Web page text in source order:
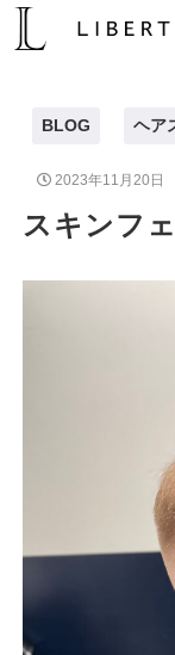
BLOG ヘア
2023年11月20日
スキンフ